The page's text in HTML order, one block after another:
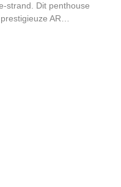
strand. Dit penthouse
AR…